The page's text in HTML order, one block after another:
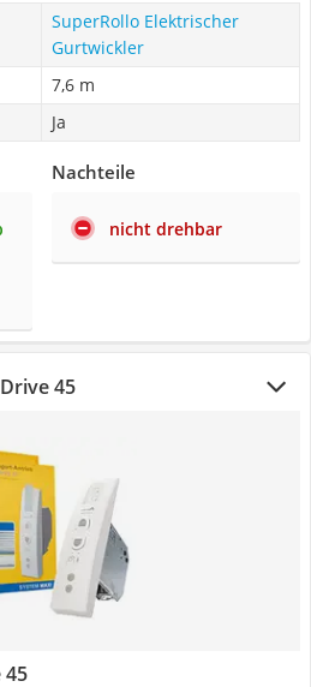
SuperRollo Elektrischer
Gurtwickler
7,6 m
Ja
Nachteile
nicht drehbar
45
45